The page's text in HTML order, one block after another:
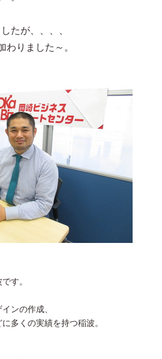
たが、、、、
わりました～。
す。
ンの作成、
多くの実績を持つ稲波。